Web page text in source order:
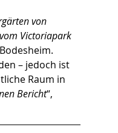
von
Victoriapark
– jedoch ist
Raum in
Bericht“,